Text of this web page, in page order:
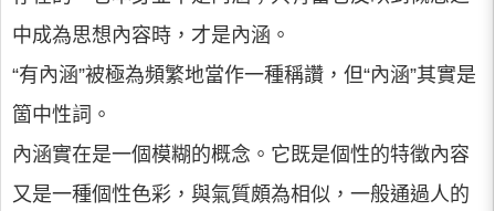
中成為思想內容時，才是內涵。
“有內涵”被極為頻繁地當作一種稱讚，但“內涵”其實是
箇中性詞。
內涵實在是一個模糊的概念。它既是個性的特徵內容
又是一種個性色彩，與氣質頗為相似，一般通過人的